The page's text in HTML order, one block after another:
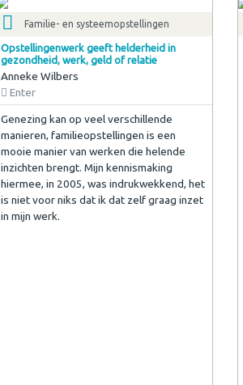
Familie- en systeemopstellingen
Opstellingenwerk geeft helderheid in
gezondheid, werk, geld of relatie
Anneke Wilbers
Enter
Genezing kan op veel verschillende
manieren, familieopstellingen is een
mooie manier van werken die helende
inzichten brengt. Mijn kennismaking
hiermee, in 2005, was indrukwekkend, het
is niet voor niks dat ik dat zelf graag inzet
in mijn werk.